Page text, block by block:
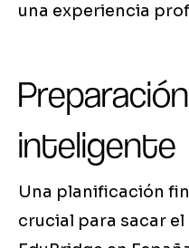
una experiencia
inteligente
Una planificación
crucial para sacar